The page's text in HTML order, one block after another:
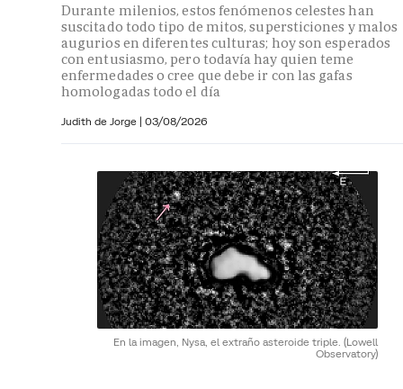
Durante milenios, estos fenómenos celestes han
suscitado todo tipo de mitos, supersticiones y malos
augurios en diferentes culturas; hoy son esperados
con entusiasmo, pero todavía hay quien teme
enfermedades o cree que debe ir con las gafas
homologadas todo el día
Judith de Jorge | 03/08/2026
En la imagen, Nysa, el extraño asteroide triple. (Lowell
Observatory)